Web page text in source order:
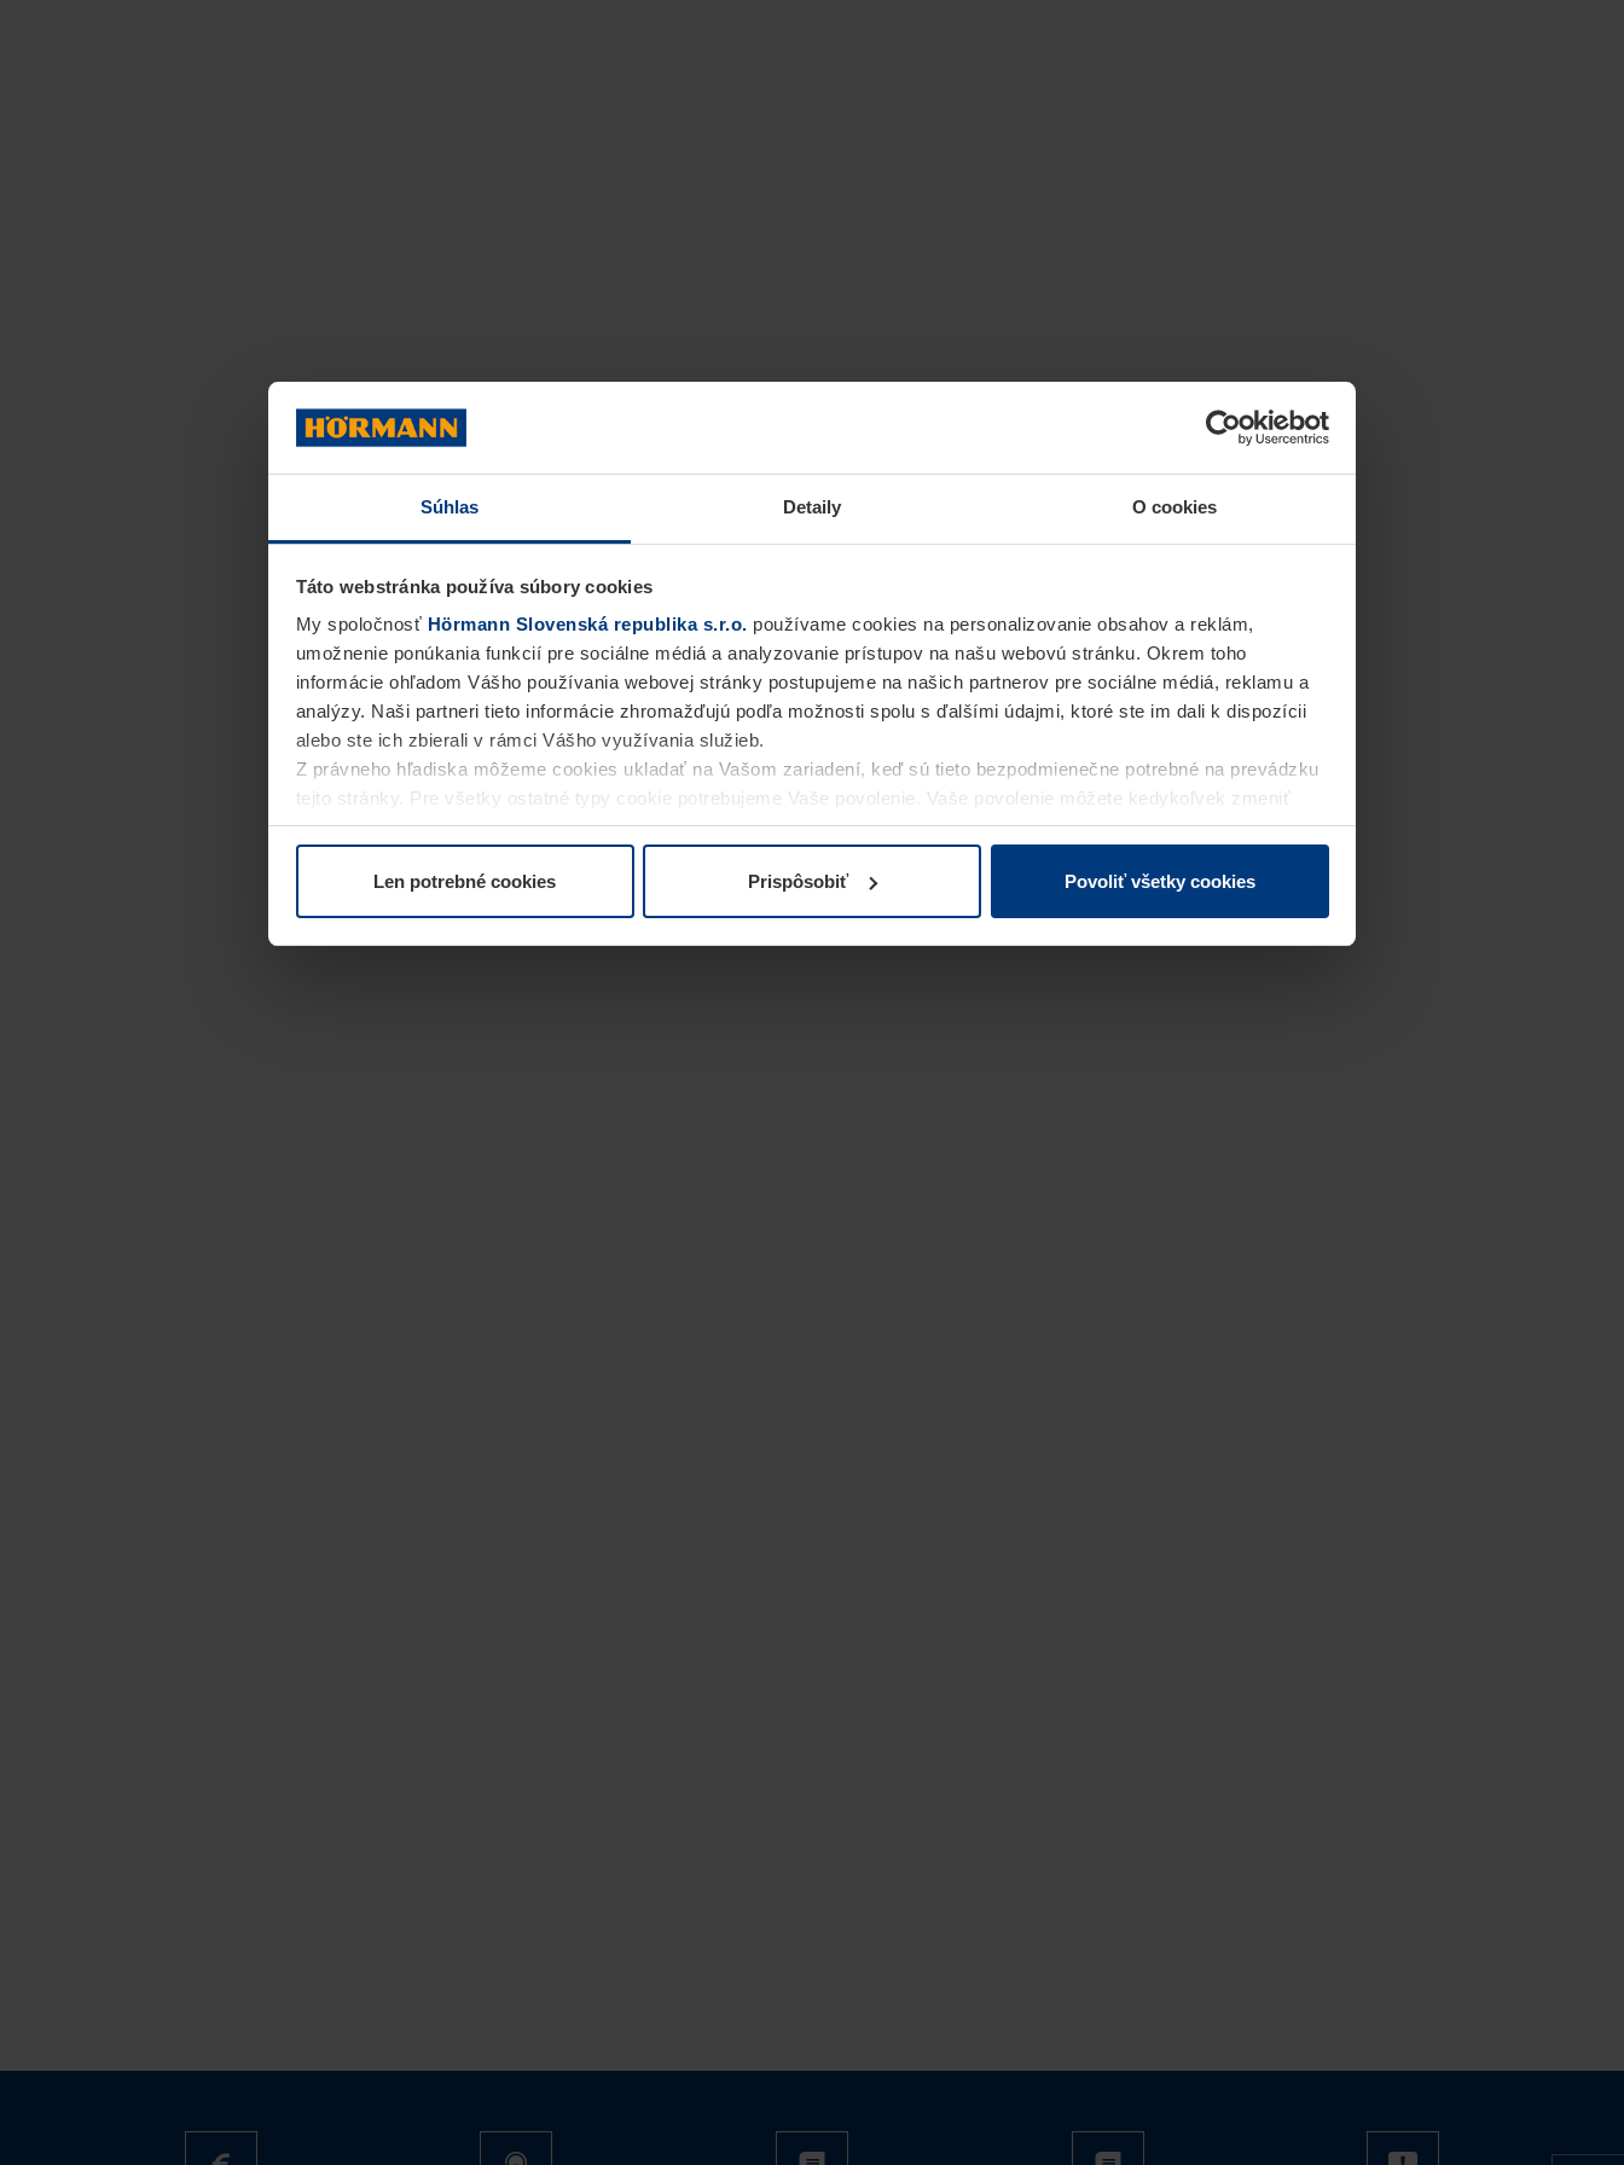
Súhlas Detaily O cookies
Táto webstránka používa súbory cookies
My spoločnosť Hörmann Slovenská republika s.r.o. používame cookies na personalizovanie obsahov a reklám,
umožnenie ponúkania funkcií pre sociálne médiá a analyzovanie prístupov na našu webovú stránku. Okrem toho
informácie ohľadom Vášho používania webovej stránky postupujeme na našich partnerov pre sociálne médiá, reklamu a
analýzy. Naši partneri tieto informácie zhromažďujú podľa možnosti spolu s ďalšími údajmi, ktoré ste im dali k dispozícii
alebo ste ich zbierali v rámci Vášho využívania služieb.
Z právneho hľadiska môžeme cookies ukladať na Vašom zariadení, keď sú tieto bezpodmienečne potrebné na prevádzku
tejto stránky. Pre všetky ostatné typy cookie potrebujeme Vaše povolenie. Vaše povolenie môžete kedykoľvek zmeniť
alebo odvolať vo vysvetlení cookie na stránkeVyhlásenie o ochrane osobných údajovnašej webovej stránky.
Len potrebné cookies Prispôsobiť Povoliť všetky cookies